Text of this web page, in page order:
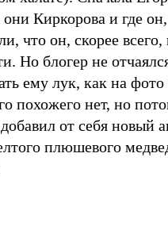
Киркорова и где
что он, скорее всего,
Но блогер не
ему лук, как на
похожего нет, но
от себя новый
плюшевого